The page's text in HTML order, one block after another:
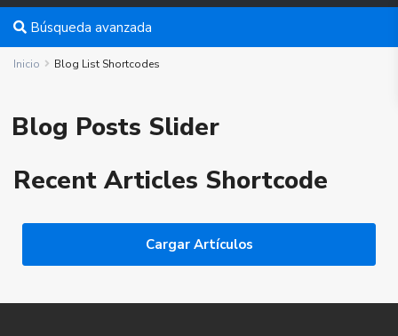
Búsqueda avanzada
Inicio Blog List Shortcodes
Blog Posts Slider
Recent Articles Shortcode
Cargar Artículos